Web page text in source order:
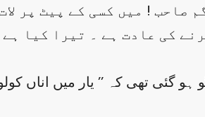
صاحب ! میں کسی کے پیٹ پر
کی عادت ہے ۔ تیرا کیا
گئی تھی کہ ’’ یار میں اناں